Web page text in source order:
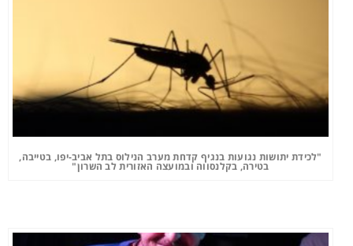
"לכידת יתושות נגועות בנגיף קדחת מערב הנילוס בתל אביב-יפו, בטייבה,
בטירה, בקלנסווה ובמועצה האזורית לב השרון"